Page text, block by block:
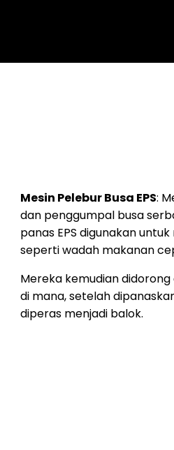
Mesin Pelebur Busa EPS:
dan penggumpal busa
panas EPS digunakan
seperti wadah makanan
Mereka kemudian
di mana, setelah
diperas menjadi balok.